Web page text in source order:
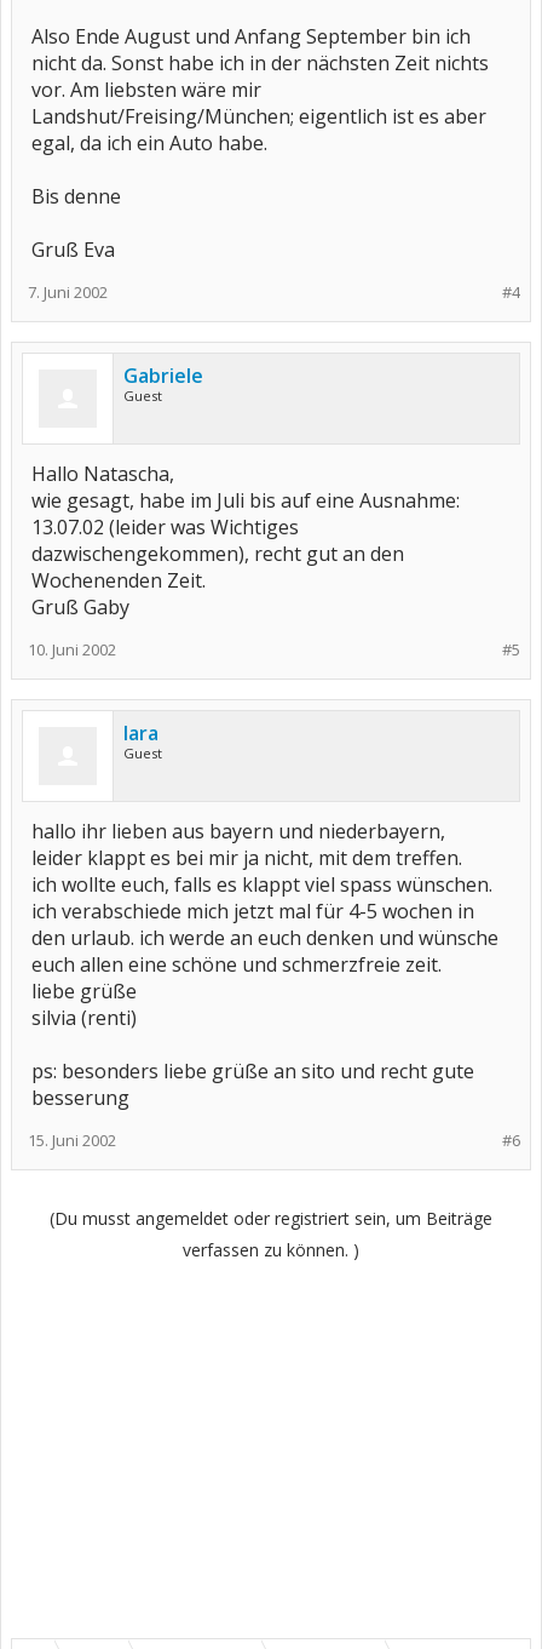
Also Ende August und Anfang September bin ich
nicht da. Sonst habe ich in der nächsten Zeit nichts
vor. Am liebsten wäre mir
Landshut/Freising/München; eigentlich ist es aber
egal, da ich ein Auto habe.
Bis denne
Gruß Eva
#4
7. Juni 2002
Gabriele
Guest
Hallo Natascha,
wie gesagt, habe im Juli bis auf eine Ausnahme:
13.07.02 (leider was Wichtiges
dazwischengekommen), recht gut an den
Wochenenden Zeit.
Gruß Gaby
#5
10. Juni 2002
lara
Guest
hallo ihr lieben aus bayern und niederbayern,
leider klappt es bei mir ja nicht, mit dem treffen.
ich wollte euch, falls es klappt viel spass wünschen.
ich verabschiede mich jetzt mal für 4-5 wochen in
den urlaub. ich werde an euch denken und wünsche
euch allen eine schöne und schmerzfreie zeit.
liebe grüße
silvia (renti)
ps: besonders liebe grüße an sito und recht gute
besserung
#6
15. Juni 2002
(Du musst angemeldet oder registriert sein, um Beiträge
verfassen zu können. )